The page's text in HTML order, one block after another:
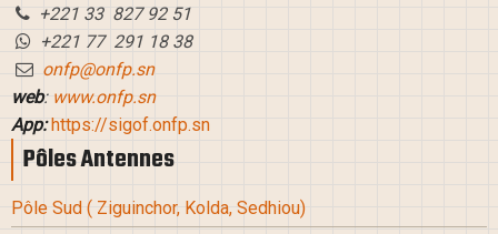
+221 33 827 92 51
+221 77 291 18 38
onfp@onfp.sn
web: www.onfp.sn
App: https://sigof.onfp.sn
Pôles Antennes
Pôle Sud ( Ziguinchor, Kolda, Sedhiou)